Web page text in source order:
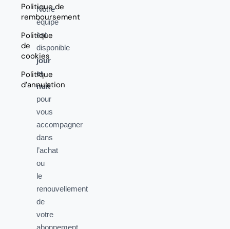
Politique de
remboursement
Politique
de
cookies
Politique
d’annulation
Notre
équipe
est
disponible
jour
et
nuit
pour
vous
accompagner
dans
l’achat
ou
le
renouvellement
de
votre